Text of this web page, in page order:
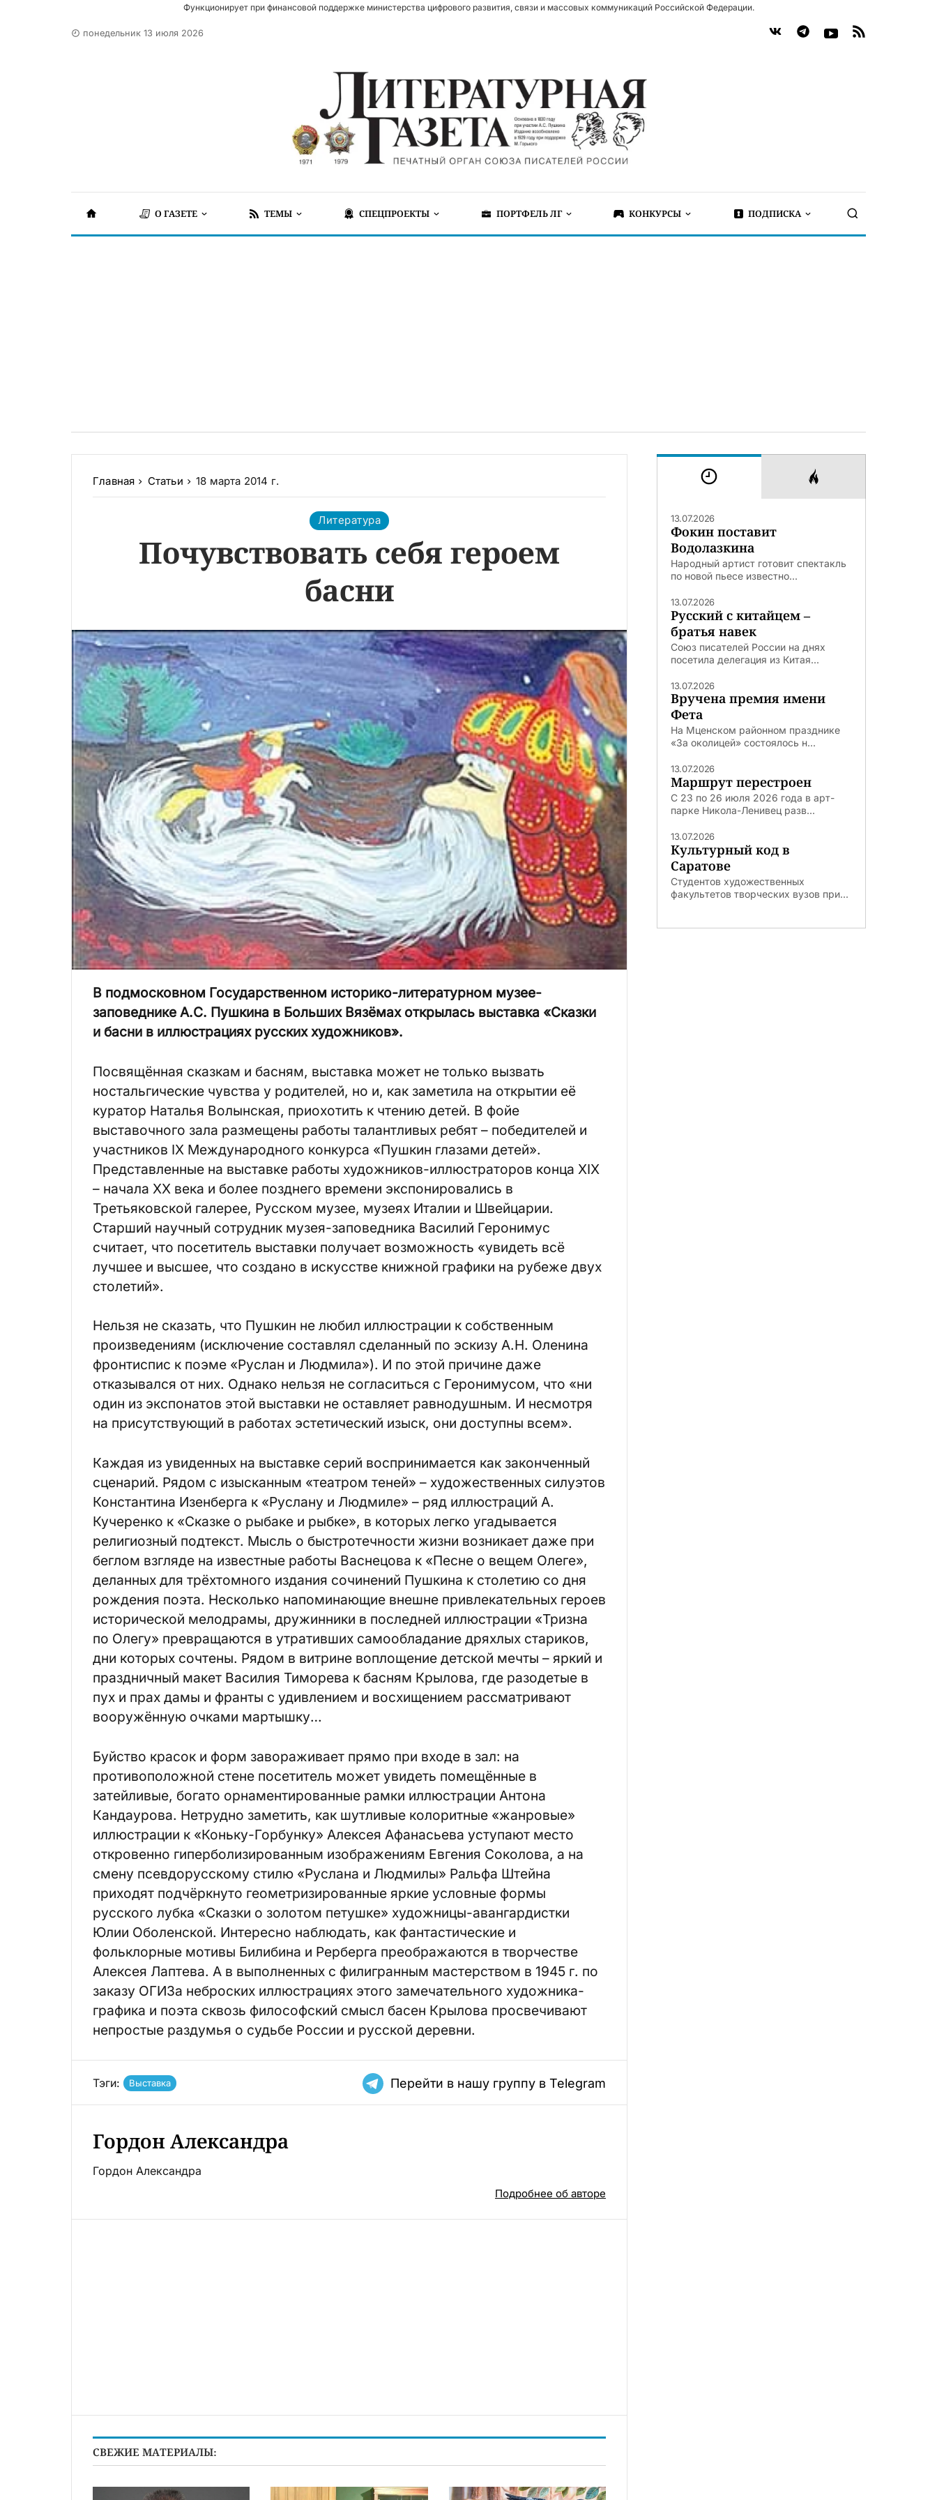
Функционирует при финансовой поддержке министерства цифрового развития, связи и массовых коммуникаций Российской Федерации.
понедельник 13 июля 2026
О ГАЗЕТЕ ТЕМЫ СПЕЦПРОЕКТЫ ПОРТФЕЛЬ ЛГ КОНКУРСЫ ПОДПИСКА
Главная Статьи 18 марта 2014 г.
Литература
Почувствовать себя героем
басни
В подмосковном Государственном историко-литературном музее-
заповеднике А.С. Пушкина в Больших Вязёмах открылась выставка «Сказки
и басни в иллюстрациях русских художников».
Посвящённая сказкам и басням, выставка может не только вызвать
ностальгические чувства у родителей, но и, как заметила на открытии её
куратор Наталья Волынская, приохотить к чтению детей. В фойе
выставочного зала размещены работы талантливых ребят – победителей и
участников IX Международного конкурса «Пушкин глазами детей».
Представленные на выставке работы художников-иллюстраторов конца ХIX
– начала XX века и более позднего времени экспонировались в
Третьяковской галерее, Русском музее, музеях Италии и Швейцарии.
Старший научный сотрудник музея-заповедникa Василий Геронимус
считает, что посетитель выставки получает возможность «увидeть всё
лучшее и высшее, что создано в искусстве книжной графики на рубеже двух
столетий».
Нельзя не сказать, что Пушкин не любил иллюстрации к собственным
произведениям (исключение составлял сделанный по эскизу А.Н. Оленина
фронтиспис к поэме «Руслан и Людмила»). И по этой причине даже
отказывался от них. Однако нельзя не согласиться с Геронимусом, что «ни
один из экспонатов этой выставки не оставляет равнодушным. И несмотря
на присутствующий в работах эстетический изыск, они доступны всем».
Каждая из увиденных на выставке серий воспринимается как законченный
сценарий. Рядом с изысканным «театром теней» – художественных силуэтов
Константина Изенберга к «Руслану и Людмиле» – ряд иллюстраций А.
Кучеренко к «Сказке о рыбаке и рыбке», в которых легко угадывается
религиозный подтекст. Мысль о быстротечности жизни возникает даже при
беглом взгляде на известные работы Васнецова к «Песнe о вещем Олеге»,
деланных для трёхтомного издания сочинений Пушкина к столетию со дня
рождения поэта. Несколько напоминающие внешне привлекательных героев
исторической мелодрамы, дружинники в последней иллюстрации «Тризна
по Олегу» превращаются в утративших самообладание дряхлых стариков,
дни которых сочтены. Рядом в витрине воплощение детской мечты – яркий и
праздничный макет Василия Тиморева к басням Крылова, где разодетыe в
пух и прах дамы и франты с удивлением и восхищением рассматривают
вооружённую очками мартышку…
Буйство красок и форм завораживает прямо при входе в зал: на
противоположной стене посетитель может увидеть помещённые в
затейливые, богато орнаментированные рамки иллюстрации Антона
Кандаурова. Нетрудно заметить, как шутливые колоритные «жанровые»
иллюстрации к «Коньку-Горбунку» Алексея Афанасьева уступают место
откровенно гиперболизированным изображениям Евгения Соколова, а на
смену псевдорусскому стилю «Руслана и Людмилы» Ральфа Штейна
приходят подчёркнуто геометризированные яркие условные формы
русского лубка «Сказки о золотом петушке» художницы-авангардистки
Юлии Оболенской. Интересно наблюдать, как фантастические и
фольклорные мотивы Билибина и Рерберга преображаются в творчестве
Алексея Лаптева. А в выполненных с филигранным мастерством в 1945 г. по
заказу ОГИЗа неброских иллюстрациях этого замечательного художника-
графика и поэта сквозь философский смысл басен Крылова просвечивают
непростые раздумья о судьбе России и русской деревни.
Тэги: Выставка Перейти в нашу группу в Telegram
Гордон Александра
Гордон Александра
Подробнее об авторе
СВЕЖИЕ МАТЕРИАЛЫ:
13.07.2026
Фокин поставит
Водолазкина
Народный артист готовит спектакль
по новой пьесе известно...
13.07.2026
Русский с китайцем –
братья навек
Союз писателей России на днях
посетила делегация из Китая...
13.07.2026
Вручена премия имени
Фета
На Мценском районном празднике
«За околицей» состоялось н...
13.07.2026
Маршрут перестроен
С 23 по 26 июля 2026 года в арт-
парке Никола-Ленивец разв...
13.07.2026
Культурный код в
Саратове
Студентов художественных
факультетов творческих вузов при...